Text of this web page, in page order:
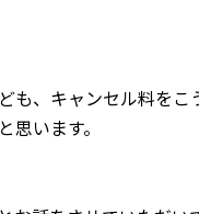
、キャンセル料をこ
います。